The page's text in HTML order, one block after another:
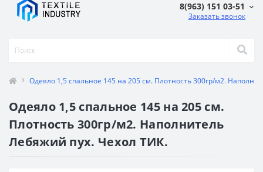
8(963) 151 03-51
Заказать звонок
Одеяло 1,5 спальное 145 на 205 см. Плотность 300гр/м2.
Одеяло 1,5 спальное 145 на 205 см.
Плотность 300гр/м2. Наполнитель
Лебяжий пух. Чехол ТИК.